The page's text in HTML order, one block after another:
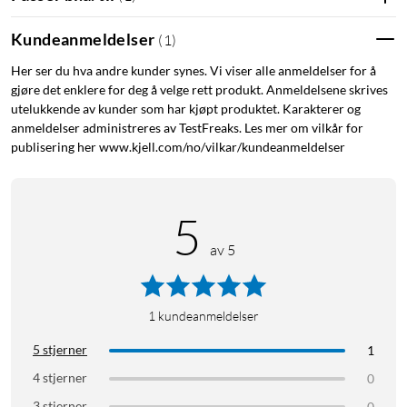
GX Blue Clicky
G Pro har Logitechs egne brytere, GX Blue. De gir en god taktil
følelse og en klassisk klikkelyd slik at du vet at hvert trykk er
registrert. Avstand til aktiveringspunktet: 2,0 mm.
Aktiveringskraft: 50 g. Total avstand: 3,7 mm.
Med mediekontrollene er det enkelt å styre musikk og volum
GX Blue Clicky
Kundeanmeldelser ( 1 )
Her ser du hva andre kunder synes. Vi viser alle anmeldelser for å
gjøre det enklere for deg å velge rett produkt. Anmeldelsene skrives
utelukkende av kunder som har kjøpt produktet. Karakterer og
anmeldelser administreres av TestFreaks. Les mer om vilkår for
publisering her www.kjell.com/no/vilkar/kundeanmeldelser
5 av 5
1 kundeanmeldelser
5 stjerner
1
4 stjerner
0